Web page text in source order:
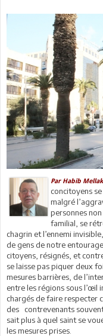
Par Habib
concitoyens
malgré
personnes
familial, se
chagrin et l’ennemi
de gens de notre
citoyens, résignés, et
se laisse pas piquer deux
mesures barrières, de
entre les régions sous l’œil
chargés de faire respecter
des contrevenants
sait plus à quel saint se
les mesures prises.